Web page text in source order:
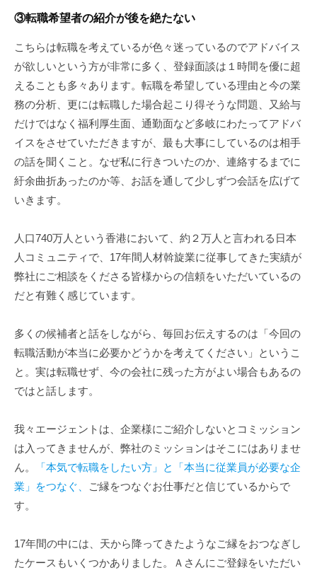
③転職希望者の紹介が後を絶たない
こちらは転職を考えているが色々迷っているのでアドバイス
が欲しいという方が非常に多く、登録面談は１時間を優に超
えることも多々あります。転職を希望している理由と今の業
務の分析、更には転職した場合起こり得そうな問題、又給与
だけではなく福利厚生面、通勤面など多岐にわたってアドバ
イスをさせていただきますが、最も大事にしているのは相手
の話を聞くこと。なぜ私に行きついたのか、連絡するまでに
紆余曲折あったのか等、お話を通して少しずつ会話を広げて
いきます。
人口740万人という香港において、約２万人と言われる日本
人コミュニティで、17年間人材斡旋業に従事してきた実績が
弊社にご相談をくださる皆様からの信頼をいただいているの
だと有難く感じています。
多くの候補者と話をしながら、毎回お伝えするのは「今回の
転職活動が本当に必要かどうかを考えてください」というこ
と。実は転職せず、今の会社に残った方がよい場合もあるの
ではと話します。
我々エージェントは、企業様にご紹介しないとコミッション
は入ってきませんが、弊社のミッションはそこにはありませ
ん。
「本気で転職をしたい方」と「本当に従業員が必要な企
業」をつなぐ、
ご縁をつなぐお仕事だと信じているからで
す。
17年間の中には、天から降ってきたようなご縁をおつなぎし
たケースもいくつかありました。Ａさんにご登録をいただい